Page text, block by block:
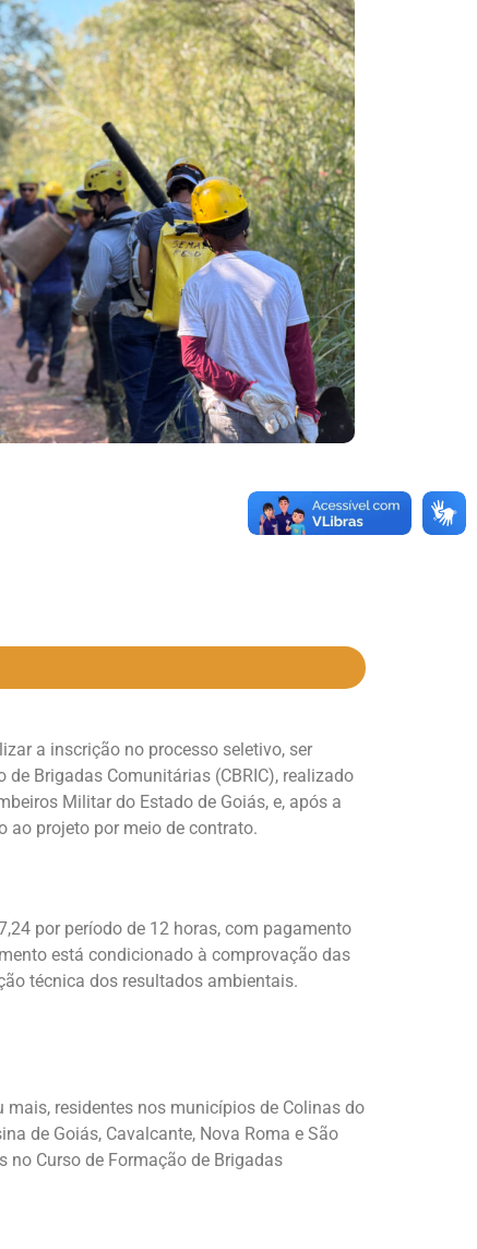
a inscrição no processo seletivo, ser
de Brigadas Comunitárias (CBRIC), realizado
Militar do Estado de Goiás, e, após a
ao projeto por meio de contrato.
por período de 12 horas, com pagamento
está condicionado à comprovação das
técnica dos resultados ambientais.
residentes nos municípios de Colinas do
de Goiás, Cavalcante, Nova Roma e São
no Curso de Formação de Brigadas